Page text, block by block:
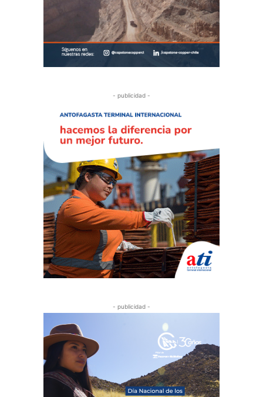
- publicidad -
- publicidad -